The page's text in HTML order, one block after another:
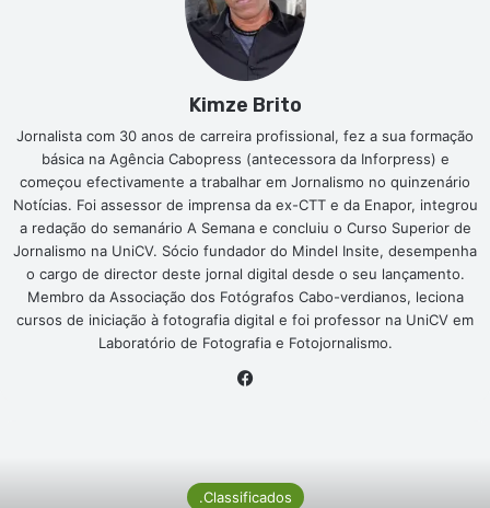
Kimze Brito
Jornalista com 30 anos de carreira profissional, fez a sua formação
básica na Agência Cabopress (antecessora da Inforpress) e
começou efectivamente a trabalhar em Jornalismo no quinzenário
Notícias. Foi assessor de imprensa da ex-CTT e da Enapor, integrou
a redação do semanário A Semana e concluiu o Curso Superior de
Jornalismo na UniCV. Sócio fundador do Mindel Insite, desempenha
o cargo de director deste jornal digital desde o seu lançamento.
Membro da Associação dos Fotógrafos Cabo-verdianos, leciona
cursos de iniciação à fotografia digital e foi professor na UniCV em
Laboratório de Fotografia e Fotojornalismo.